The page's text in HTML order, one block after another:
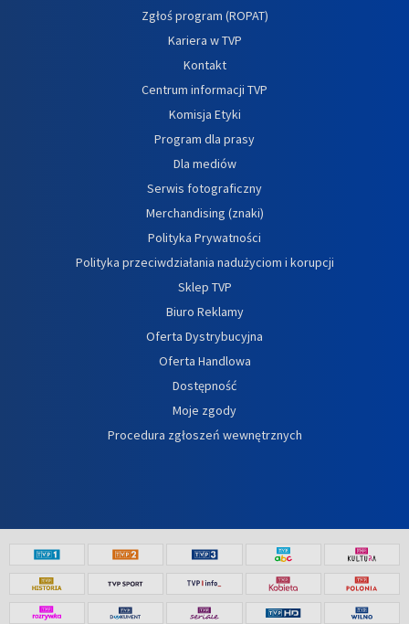
Zgłoś program (ROPAT)
Kariera w TVP
Kontakt
Centrum informacji TVP
Komisja Etyki
Program dla prasy
Dla mediów
Serwis fotograficzny
Merchandising (znaki)
Polityka Prywatności
Polityka przeciwdziałania nadużyciom i korupcji
Sklep TVP
Biuro Reklamy
Oferta Dystrybucyjna
Oferta Handlowa
Dostępność
Moje zgody
Procedura zgłoszeń wewnętrznych